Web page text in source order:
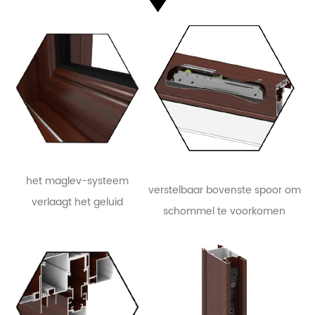
het maglev-systeem
verlaagt het geluid
verstelbaar bovenste spoor om
schommel te voorkomen